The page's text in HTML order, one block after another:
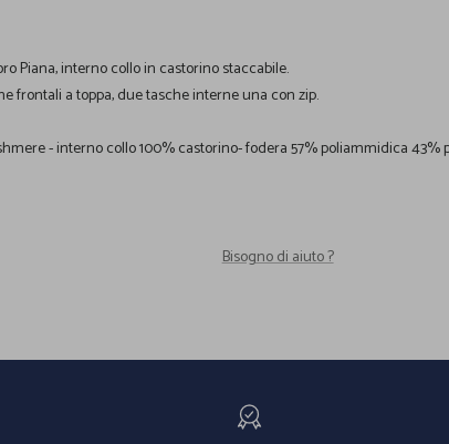
Piana, interno collo in castorino staccabile.
frontali a toppa, due tasche interne una con zip.
- interno collo 100% castorino- fodera 57% poliammidica 43%
Bisogno di aiuto ?